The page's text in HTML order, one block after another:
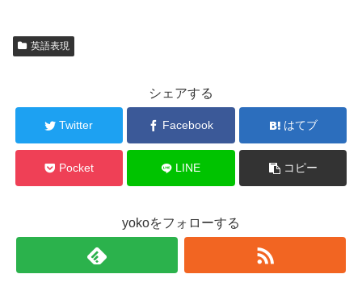
英語表現
シェアする
Twitter Facebook はてブ
Pocket LINE コピー
yokoをフォローする